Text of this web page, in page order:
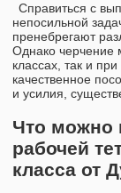
Справиться с
непосильной
пренебрегают
Однако черчение
классах, так и
качественное
и усилия,
Что можно
рабочей
класса от